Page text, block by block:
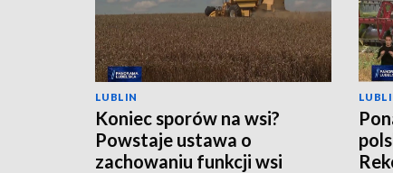
LUBLIN
Koniec sporów na wsi?
Powstaje ustawa o
zachowaniu funkcji wsi